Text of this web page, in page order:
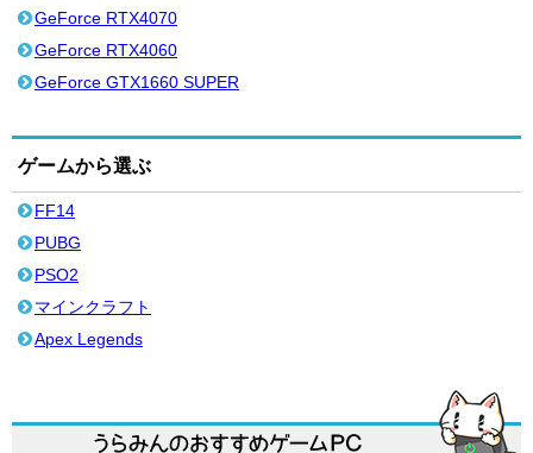
GeForce RTX4070
GeForce RTX4060
GeForce GTX1660 SUPER
ゲームから選ぶ
FF14
PUBG
PSO2
マインクラフト
Apex Legends